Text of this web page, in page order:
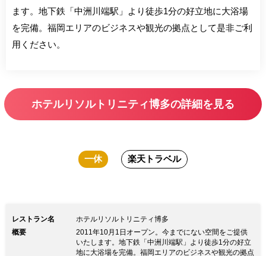
ます。地下鉄「中洲川端駅」より徒歩1分の好立地に大浴場
を完備。福岡エリアのビジネスや観光の拠点として是非ご利
用ください。
ホテルリソルトリニティ博多の詳細を見る
一休 楽天トラベル
レストラン名
ホテルリソルトリニティ博多
概要
2011年10月1日オープン。今までにない空間をご提供
いたします。地下鉄「中洲川端駅」より徒歩1分の好立
地に大浴場を完備。福岡エリアのビジネスや観光の拠点